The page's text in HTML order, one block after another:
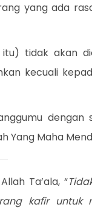
yang ada
tidak akan
kecuali
dengan
Yang Maha
Ta’ala, “
kafir untuk